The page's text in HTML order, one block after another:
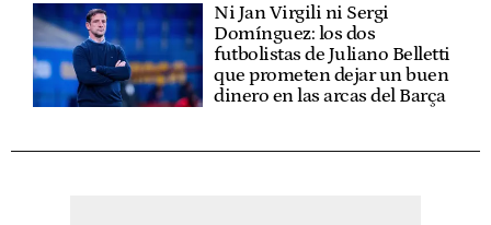
Ni Jan Virgili ni Sergi
Domínguez: los dos
futbolistas de Juliano Belletti
que prometen dejar un buen
dinero en las arcas del Barça